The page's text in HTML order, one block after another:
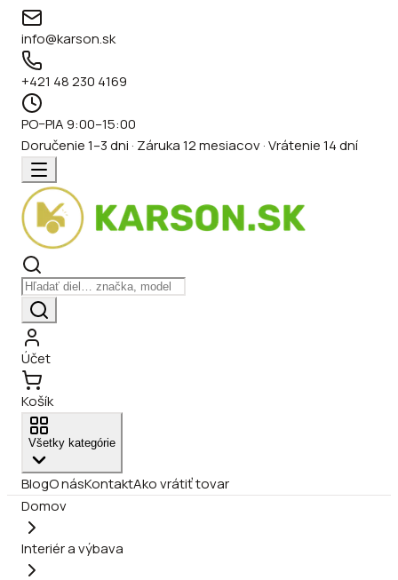
info@karson.sk
+421 48 230 4169
PO–PIA 9:00–15:00
Doručenie 1–3 dni · Záruka 12 mesiacov · Vrátenie 14 dní
Účet
Košík
Všetky kategórie
BlogO násKontaktAko vrátiť tovar
Domov
Interiér a výbava